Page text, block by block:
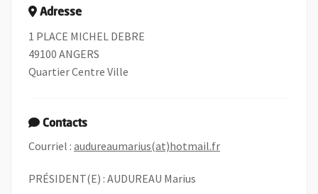
Adresse
1 PLACE MICHEL DEBRE
49100 ANGERS
Quartier Centre Ville
Contacts
Courriel : audureaumarius(at)hotmail.fr, Ouvre une
PRÉSIDENT(E) : AUDUREAU Marius